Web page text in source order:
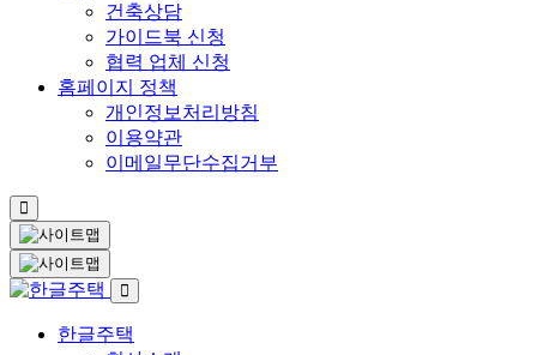
건축상담
가이드북 신청
협력 업체 신청
홈페이지 정책
개인정보처리방침
이용약관
이메일무단수집거부
한글주택